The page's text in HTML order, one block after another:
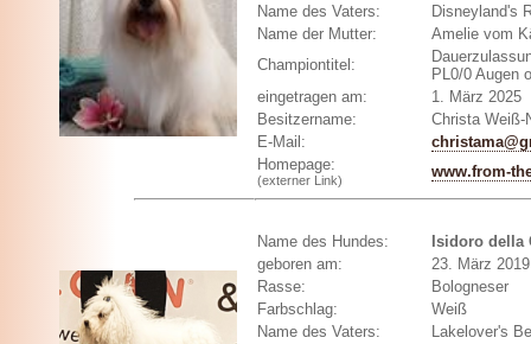
Name des Vaters:
Disneyland's
Name der Mutter:
Amelie vom
Championtitel:
PL0/0 Augen
eingetragen am:
1. März 2025
Besitzername:
Christa Weiß-
E-Mail:
Homepage:
(externer Link) www.from-
Name des Hundes:
Isidoro della
geboren am:
23. März 2019
Rasse:
Bologneser
Farbschlag:
Weiß
Name des Vaters:
Lakelover's